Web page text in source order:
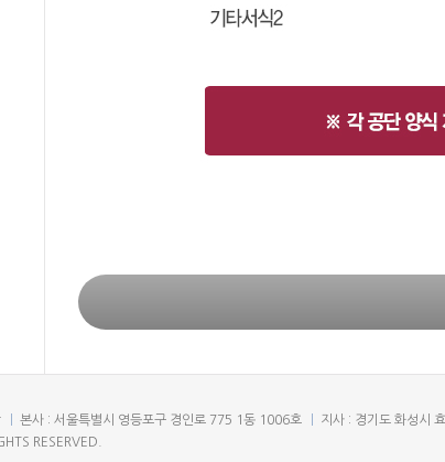
본사 : 서울특별시 영등포구 경인로 775 1동 1006호 지사 : 경기도 화성시
RESERVED.